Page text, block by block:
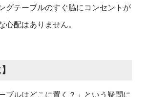
グテーブルのすぐ脇にコンセントが
心配はありません。
ブルはどこに置く？」という疑問に